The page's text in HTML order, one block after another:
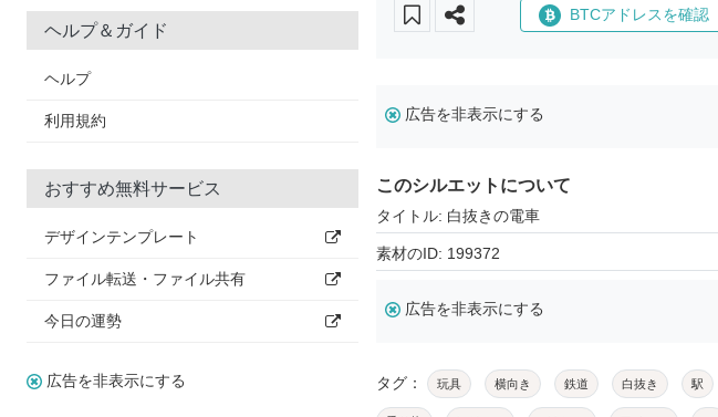
ヘルプ＆ガイド
ヘルプ
利用規約
おすすめ無料サービス
デザインテンプレート
ファイル転送・ファイル共有
今日の運勢
広告を非表示にする
BTCアドレスを確認
広告を非表示にする
このシルエットについて
タイトル: 白抜きの電車
素材のID: 199372
広告を非表示にする
タグ： 玩具 横向き 鉄道 白抜き 駅